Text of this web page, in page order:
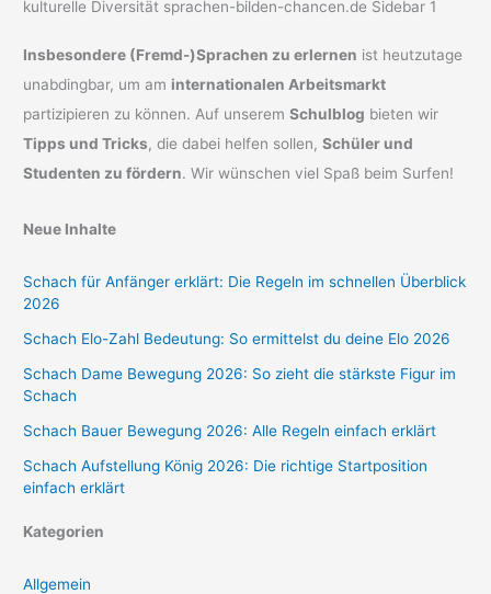
Insbesondere (Fremd-)Sprachen zu erlernen ist heutzutage
unabdingbar, um am internationalen Arbeitsmarkt
partizipieren zu können. Auf unseremSchulblog bieten wir
Tipps und Tricks, die dabei helfen sollen,Schüler und
Studenten zu fördern. Wir wünschen viel Spaß beim Surfen!
Neue Inhalte
Schach für Anfänger erklärt: Die Regeln im schnellen Überblick
2026
Schach Elo-Zahl Bedeutung: So ermittelst du deine Elo 2026
Schach Dame Bewegung 2026: So zieht die stärkste Figur im
Schach
Schach Bauer Bewegung 2026: Alle Regeln einfach erklärt
Schach Aufstellung König 2026: Die richtige Startposition
einfach erklärt
Kategorien
Allgemein